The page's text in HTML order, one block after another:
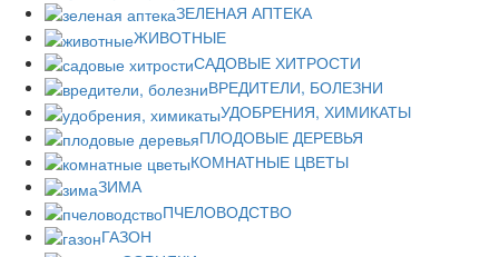
ЗЕЛЕНАЯ АПТЕКА
ЖИВОТНЫЕ
САДОВЫЕ ХИТРОСТИ
ВРЕДИТЕЛИ, БОЛЕЗНИ
УДОБРЕНИЯ, ХИМИКАТЫ
ПЛОДОВЫЕ ДЕРЕВЬЯ
КОМНАТНЫЕ ЦВЕТЫ
ЗИМА
ПЧЕЛОВОДСТВО
ГАЗОН